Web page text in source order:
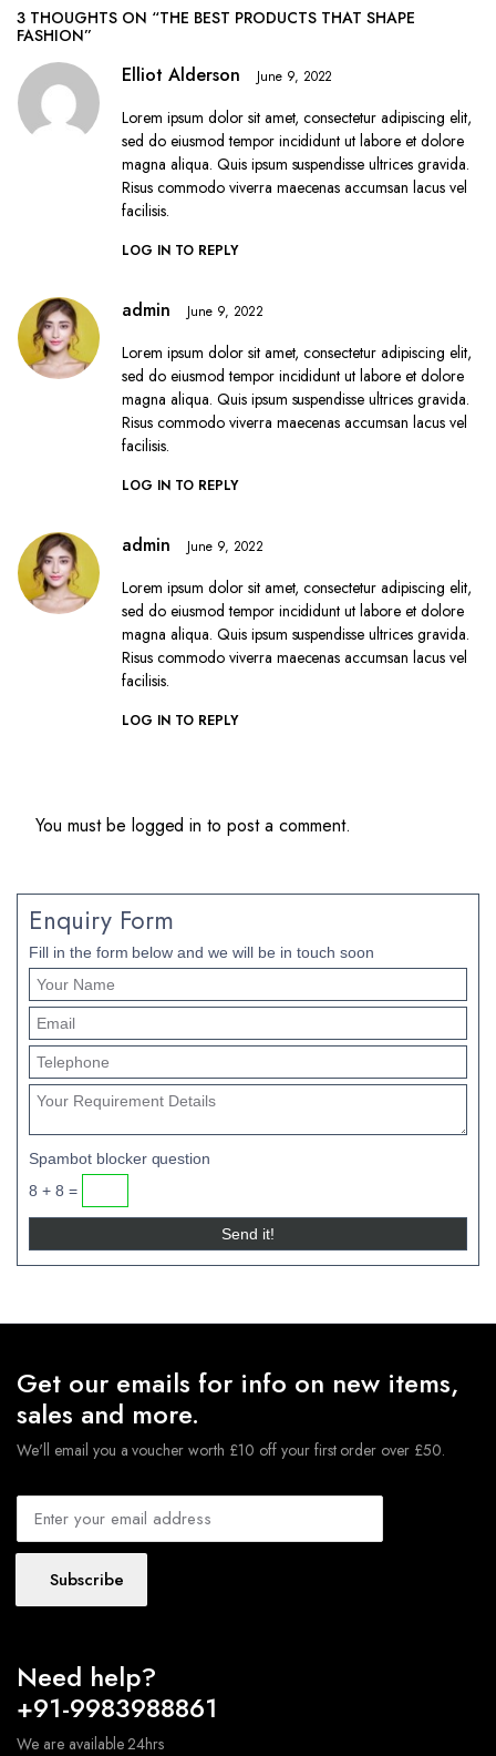
3 THOUGHTS ON “THE BEST PRODUCTS THAT SHAPE
FASHION”
Elliot Alderson June 9, 2022
Lorem ipsum dolor sit amet, consectetur adipiscing elit,
sed do eiusmod tempor incididunt ut labore et dolore
magna aliqua. Quis ipsum suspendisse ultrices gravida.
Risus commodo viverra maecenas accumsan lacus vel
facilisis.
LOG IN TO REPLY
admin June 9, 2022
Lorem ipsum dolor sit amet, consectetur adipiscing elit,
sed do eiusmod tempor incididunt ut labore et dolore
magna aliqua. Quis ipsum suspendisse ultrices gravida.
Risus commodo viverra maecenas accumsan lacus vel
facilisis.
LOG IN TO REPLY
admin June 9, 2022
Lorem ipsum dolor sit amet, consectetur adipiscing elit,
sed do eiusmod tempor incididunt ut labore et dolore
magna aliqua. Quis ipsum suspendisse ultrices gravida.
Risus commodo viverra maecenas accumsan lacus vel
facilisis.
LOG IN TO REPLY
You must be logged in to post a comment.
Enquiry Form
Fill in the form below and we will be in touch soon
Spambot blocker question
8 + 8 =
Get our emails for info on new items,
sales and more.
We'll email you a voucher worth £10 off your first order over £50.
Subscribe
Need help?
+91-9983988861
We are available 24hrs